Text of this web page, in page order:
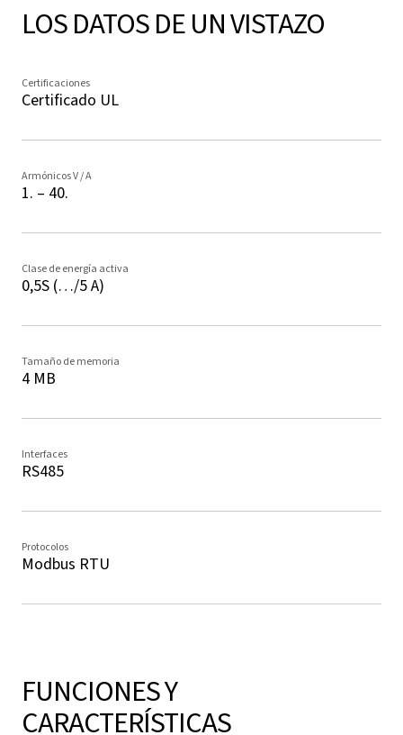
LOS DATOS DE UN VISTAZO
Certificaciones
Certificado UL
Armónicos V / A
1. – 40.
Clase de energía activa
0,5S (…/5 A)
Tamaño de memoria
4 MB
Interfaces
RS485
Protocolos
Modbus RTU
FUNCIONES Y
CARACTERÍSTICAS